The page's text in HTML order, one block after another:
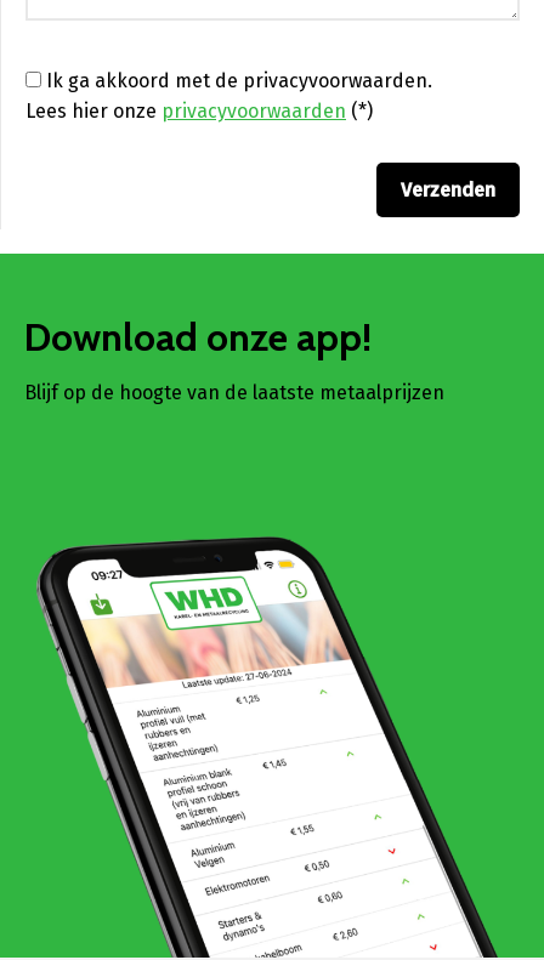
Ik ga akkoord met de privacyvoorwaarden.
Lees hier onze privacyvoorwaarden (*)
Download onze app!
Blijf op de hoogte van de laatste metaalprijzen